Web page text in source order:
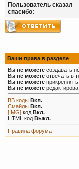
Пользователь сказал
cпасибо:
Ваши права в разделе
Вы не можете создавать
Вы не можете отвечать в
Вы не можете
Вы не можете
BB коды Вкл.
Смайлы Вкл.
[IMG] код Вкл.
HTML код Выкл.
Правила форума